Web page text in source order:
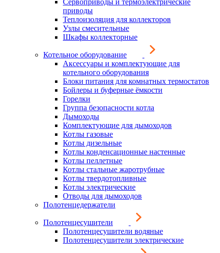
Сервоприводы и термоэлектрические
приводы
Теплоизоляция для коллекторов
Узлы смесительные
Шкафы коллекторные
Котельное оборудование
Аксессуары и комплектующие для
котельного оборудования
Блоки питания для комнатных термостатов
Бойлеры и буферные ёмкости
Горелки
Группа безопасности котла
Дымоходы
Комплектующие для дымоходов
Котлы газовые
Котлы дизельные
Котлы конденсационные настенные
Котлы пеллетные
Котлы стальные жаротрубные
Котлы твердотопливные
Котлы электрические
Отводы для дымоходов
Полотенцедержатели
Полотенцесушители
Полотенцесушители водяные
Полотенцесушители электрические